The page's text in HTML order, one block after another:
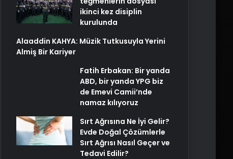
ikinci kez disiplin
kurulunda
Alaaddin KAHYA: Müzik Tutkusuyla Yerini
Almiş Bir Kariyer
Fatih Erbakan: Bir yanda
ABD, bir yanda YPG biz
de Emevi Camii’nde
namaz kılıyoruz
Sırt Ağrısına Ne İyi Gelir?
Evde Doğal Çözümlerle
Sırt Ağrısı Nasıl Geçer ve
Tedavi Edilir?